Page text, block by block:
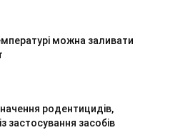
можна заливати
родентицидів,
застосування засобів